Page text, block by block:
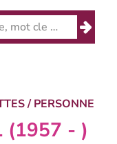
/PERSONNE
(1957 - )